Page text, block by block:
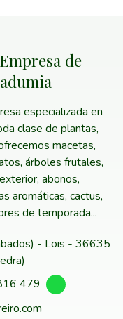
de
especializada en
clase de plantas,
macetas,
árboles frutales,
abonos,
aromáticas, cactus,
de temporada...
- Lois - 36635
479